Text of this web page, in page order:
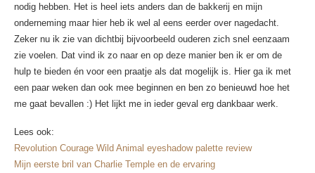
nodig hebben. Het is heel iets anders dan de bakkerij en mijn
onderneming maar hier heb ik wel al eens eerder over nagedacht.
Zeker nu ik zie van dichtbij bijvoorbeeld ouderen zich snel eenzaam
zie voelen. Dat vind ik zo naar en op deze manier ben ik er om de
hulp te bieden én voor een praatje als dat mogelijk is. Hier ga ik met
een paar weken dan ook mee beginnen en ben zo benieuwd hoe het
me gaat bevallen :) Het lijkt me in ieder geval erg dankbaar werk.
Lees ook:
Revolution Courage Wild Animal eyeshadow palette review
Mijn eerste bril van Charlie Temple en de ervaring